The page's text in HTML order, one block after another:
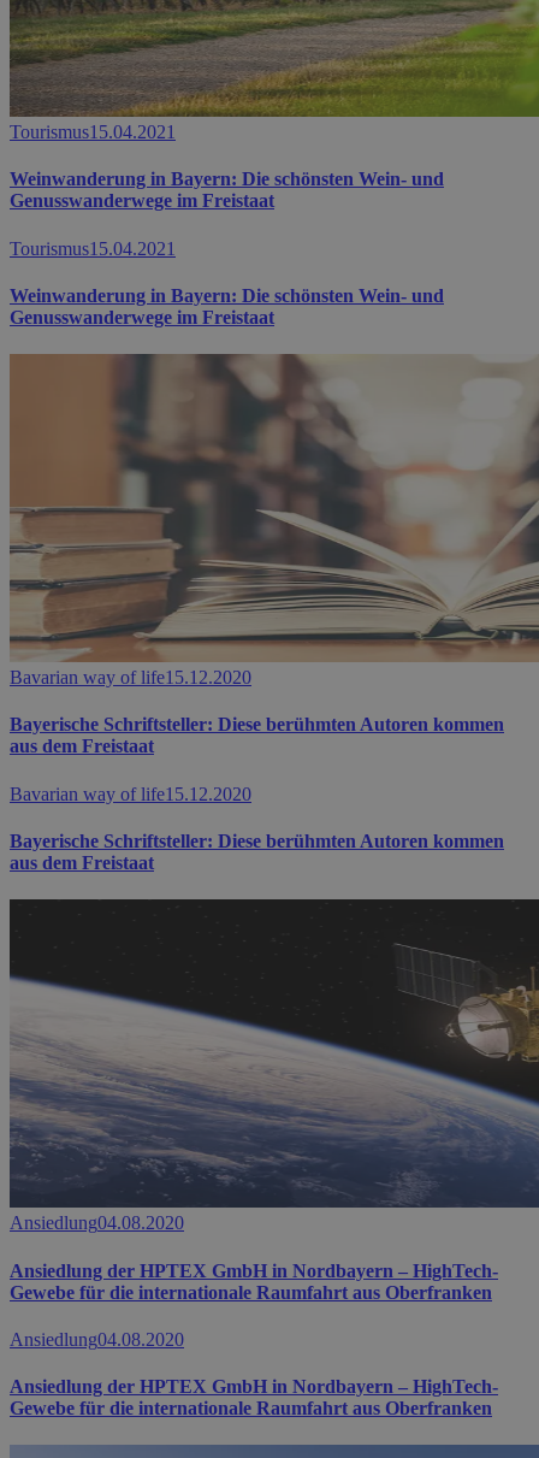
Tourismus15.04.2021
Weinwanderung in Bayern: Die schönsten Wein- und
Genusswanderwege im Freistaat
Tourismus15.04.2021
Weinwanderung in Bayern: Die schönsten Wein- und
Genusswanderwege im Freistaat
Bavarian way of life15.12.2020
Bayerische Schriftsteller: Diese berühmten Autoren kommen
aus dem Freistaat
Bavarian way of life15.12.2020
Bayerische Schriftsteller: Diese berühmten Autoren kommen
aus dem Freistaat
Ansiedlung04.08.2020
Ansiedlung der HPTEX GmbH in Nordbayern – HighTech-
Gewebe für die internationale Raumfahrt aus Oberfranken
Ansiedlung04.08.2020
Ansiedlung der HPTEX GmbH in Nordbayern – HighTech-
Gewebe für die internationale Raumfahrt aus Oberfranken